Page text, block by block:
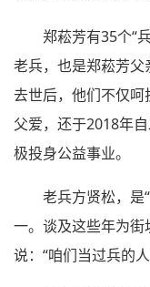
郑菘芳有35个“
老兵，也是郑菘芳
去世后，他们不仅
父爱，还于2018年
极投身公益事业。
老兵方贤松，是
一。谈及这些年为
说：“咱们当过兵的